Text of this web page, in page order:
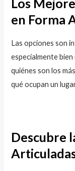
en Forma
Las opciones son
especialmente
quiénes son los
qué ocupan un
Descubre